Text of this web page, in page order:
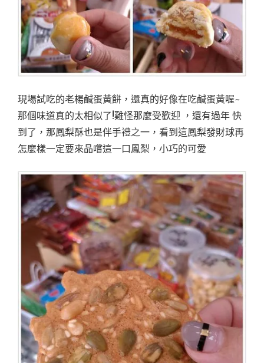
現場試吃的老楊鹹蛋黃餅，還真的好像在吃鹹蛋黃喔~
那個味道真的太相似了!難怪那麼受歡迎 ，還有過年 快
到了，那鳳梨酥也是伴手禮之一，看到這鳳梨發財球再
怎麼樣一定要來品嚐這一口鳳梨，小巧的可愛